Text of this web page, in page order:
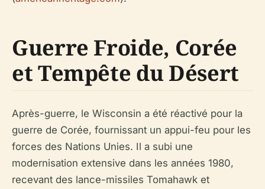
Guerre Froide, Corée
et Tempête du Désert
Après-guerre, le Wisconsin a été réactivé pour la
guerre de Corée, fournissant un appui-feu pour les
forces des Nations Unies. Il a subi une
modernisation extensive dans les années 1980,
recevant des lance-missiles Tomahawk et